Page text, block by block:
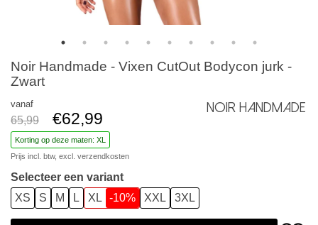
Noir Handmade - Vixen CutOut Bodycon jurk -
Zwart
vanaf
65,99 €62,99
Korting op deze maten: XL
Prijs incl. btw, excl. verzendkosten
Noir Handmade
Selecteer een variant
XS
S M L XL -10% XXL 3XL